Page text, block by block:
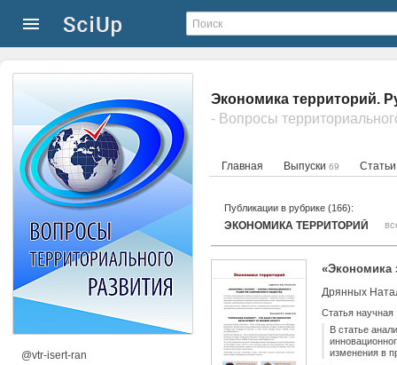
@vtr-isert-ran
Экономика территорий.
- Вопросы
Главная Выпуски 69
Публикации в рубрике (166):
ЭКОНОМИКА ТЕРРИТОРИЙ
«Экономика
Дрянных
Статья научная
В статье
изменения в